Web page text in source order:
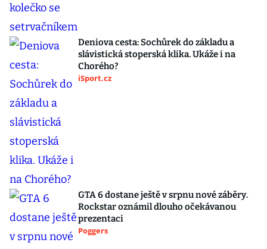
Deniova cesta: Sochůrek do základu a
slávistická stoperská klika. Ukáže i na
Chorého?
iSport.cz
GTA 6 dostane ještě v srpnu nové záběry.
Rockstar oznámil dlouho očekávanou
prezentaci
Poggers